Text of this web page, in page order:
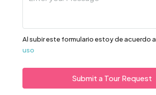
Al subir este formulario estoy de acuerdo a
uso
Submit a Tour Request